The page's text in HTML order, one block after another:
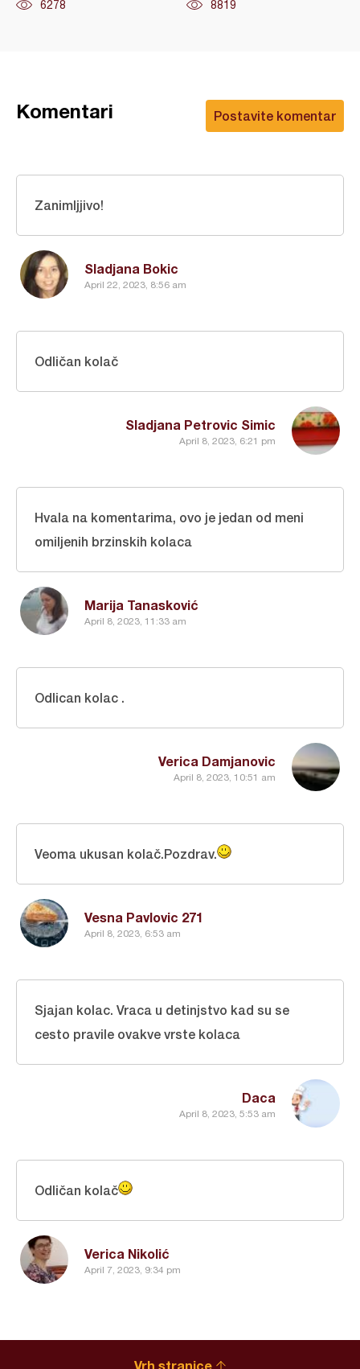
6278 8819
Postavite komentar
Komentari
Sladjana Bokic
April 22, 2023, 8:56 am
Zanimljjivo!
Sladjana Petrovic Simic
April 8, 2023, 6:21 pm
Odličan kolač
Marija Tanasković
April 8, 2023, 11:33 am
Hvala na komentarima, ovo je jedan od meni
omiljenih brzinskih kolaca
Verica Damjanovic
April 8, 2023, 10:51 am
Odlican kolac .
Vesna Pavlovic 271
April 8, 2023, 6:53 am
Veoma ukusan kolač.Pozdrav.
Daca
April 8, 2023, 5:53 am
Sjajan kolac. Vraca u detinjstvo kad su se
cesto pravile ovakve vrste kolaca
Verica Nikolić
April 7, 2023, 9:34 pm
Odličan kolač
Vrh stranice